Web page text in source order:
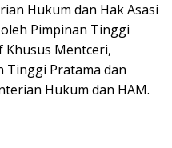
Hukum dan Hak Asasi
Pimpinan Tinggi
Khusus Mentceri,
Tinggi Pratama dan
Hukum dan HAM.